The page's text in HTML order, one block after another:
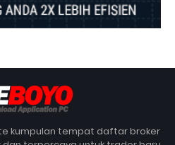
kumpulan tempat daftar broker